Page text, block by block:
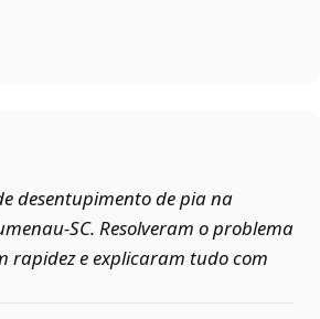
desentupimento de pia na
Resolveram o problema
rapidez e explicaram tudo com